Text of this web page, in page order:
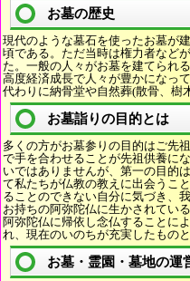
お墓の歴史
現代のような墓石を使ったお墓が
頃である。ただ当時は権力者など
た。一般の人々がお墓を建てられ
高度経済成長で人々が豊かになっ
代わりに納骨堂や自然葬(散骨、樹
お墓詣りの目的とは
多くの方がお墓参りの目的はご先
で手を合わせることが先祖供養に
いではありませんが、第一の目的
て私たちが仏教の教えに出会うこ
ることのできない自分に気づき、
お持ちの阿弥陀仏に生かされてい
阿弥陀仏に帰依し念仏することに
れ、現在のいのちが充実したものと
お墓・霊園・墓地の運